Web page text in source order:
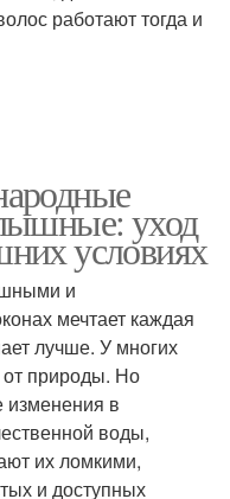
работают тогда и
уход
условиях
и
мечтает каждая
лучше. У многих
природы. Но
изменения в
воды,
их ломкими,
и доступных